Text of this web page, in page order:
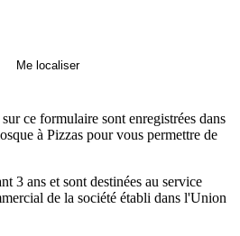
Me localiser
ce formulaire sont enregistrées dans
à Pizzas pour vous permettre de
3 ans et sont destinées au service
de la société établi dans l'Union